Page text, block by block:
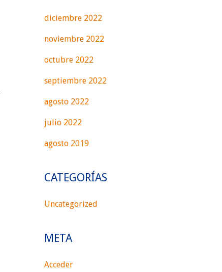
diciembre 2022
noviembre 2022
octubre 2022
septiembre 2022
agosto 2022
julio 2022
agosto 2019
CATEGORÍAS
Uncategorized
META
Acceder